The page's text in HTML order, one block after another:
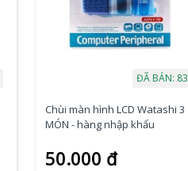
ĐÃ BÁN: 83
Chùi màn hình LCD Watashi 3
MÓN - hàng nhập khẩu
50.000 đ